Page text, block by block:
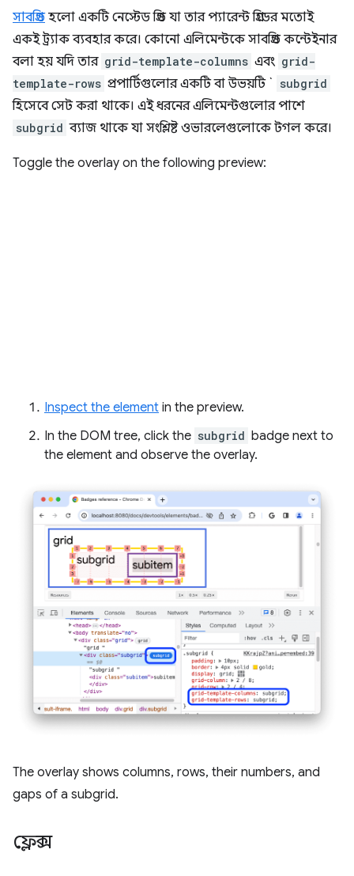
সাবগ্রিডহলো একটি নেস্টেড গ্রিড যা তার প্যারেন্ট গ্রিডের মতোই
একই ট্র্যাক ব্যবহার করে। কোনো এলিমেন্টকে সাবগ্রিড কন্টেইনার
বলা হয় যদি তার grid-template-columns এবং grid-
template-rows প্রপার্টিগুলোর একটি বা উভয়টি ` subgrid
হিসেবে সেট করা থাকে। এই ধরনের এলিমেন্টগুলোর পাশে
subgrid ব্যাজ থাকে যা সংশ্লিষ্ট ওভারলেগুলোকে টগল করে।
Toggle the overlay on the following preview:
Inspect the element in the preview.
In the DOM tree, click the subgrid badge next to
the element and observe the overlay.
The overlay shows columns, rows, their numbers, and
gaps of a subgrid.
ফ্লেক্স